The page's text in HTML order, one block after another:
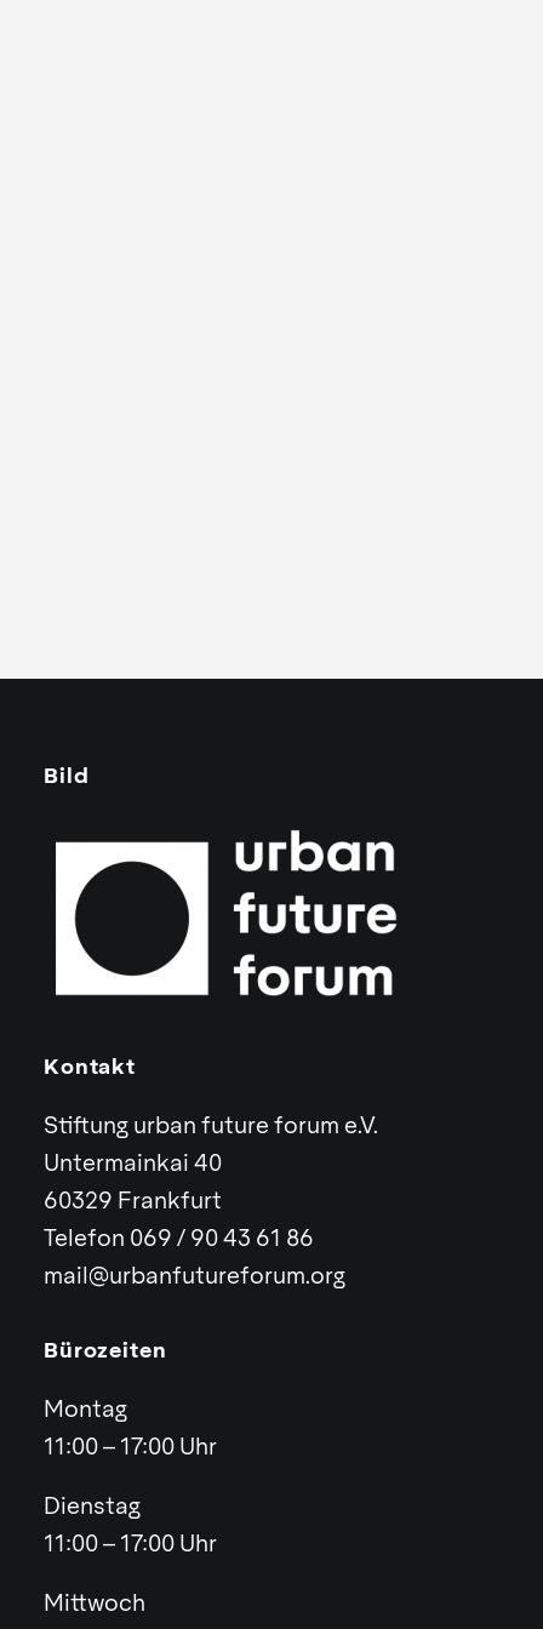
Bild
Kontakt
Stiftung urban future forum e.V.
Untermainkai 40
60329 Frankfurt
Telefon 069 / 90 43 61 86
mail@urbanfutureforum.org
Bürozeiten
Montag
11:00 – 17:00 Uhr
Dienstag
11:00 – 17:00 Uhr
Mittwoch